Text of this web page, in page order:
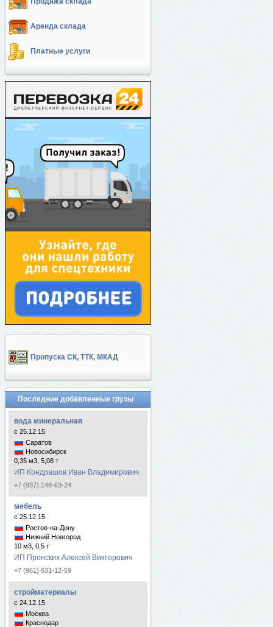
Аренда склада
Платные услуги
Пропуска СК, ТТК, МКАД
Последние добавленные грузы
вода минеральная
с 25.12.15
Саратов
Новосибирск
0,35 м3, 5,08 т
ИП Кондрашов Иван Владимирович
+7 (937) 148-63-24
мебель
с 25.12.15
Ростов-на-Дону
Нижний Новгород
10 м3, 0,5 т
ИП Пронских Алексей Викторович
+7 (961) 631-12-59
стройматериалы
с 24.12.15
Москва
Краснодар